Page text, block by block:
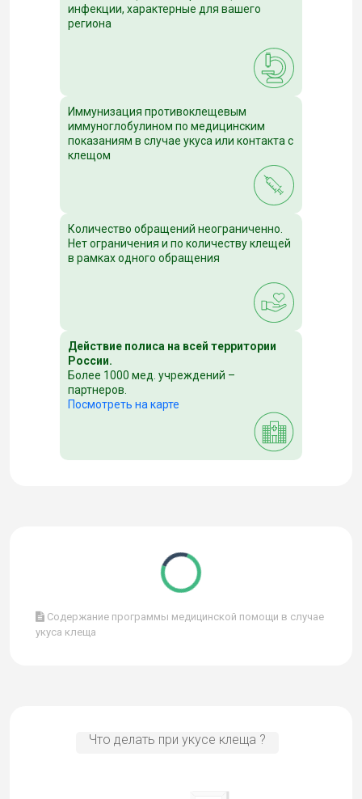
инфекции, характерные для вашего
региона
Иммунизация противоклещевым
иммуноглобулином по медицинским
показаниям в случае укуса или контакта с
клещом
Количество обращений неограниченно.
Нет ограничения и по количеству клещей
в рамках одного обращения
Действие полиса на всей территории
России.
Более 1000 мед. учреждений –
партнеров.
Посмотреть на карте
Содержание программы медицинской помощи в случае
укуса клеща
Что делать при укусе клеща ?